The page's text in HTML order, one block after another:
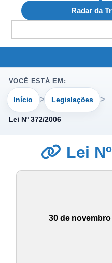
Radar da
for:
VOCÊ ESTÁ EM:
Início Legislações
Lei Nº 372/2006
Lei
30 de novembro